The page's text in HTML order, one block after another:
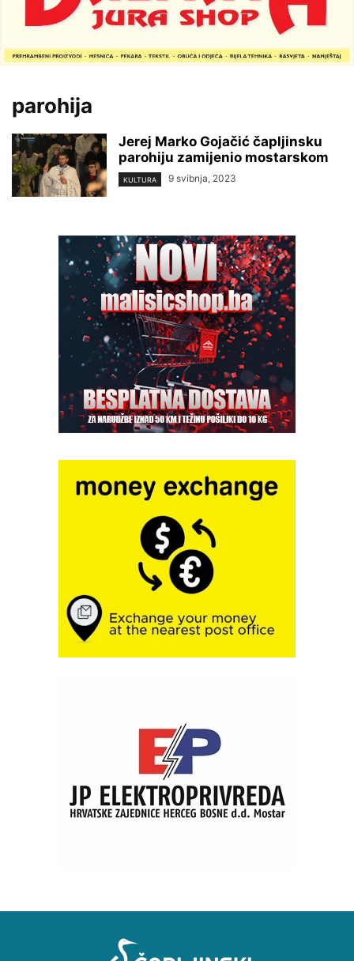
parohija
Jerej Marko Gojačić čapljinsku
parohiju zamijenio mostarskom
KULTURA 9 svibnja, 2023